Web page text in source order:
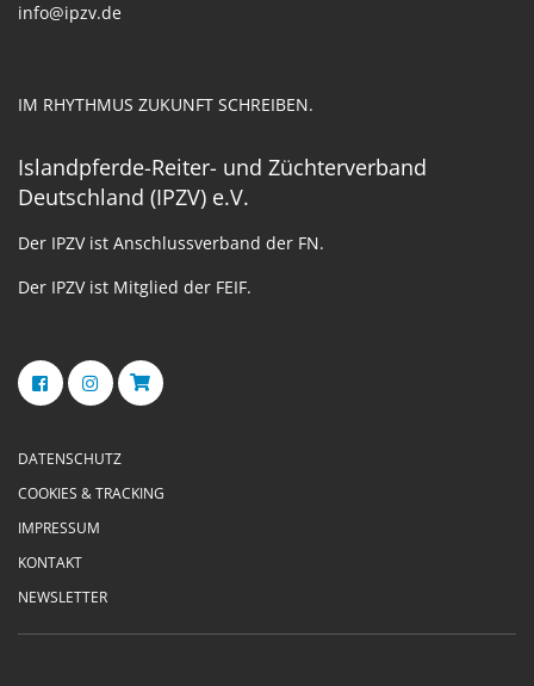
info@ipzv.de
IM RHYTHMUS ZUKUNFT SCHREIBEN.
Islandpferde-Reiter- und Züchterverband
Deutschland (IPZV) e.V.
Der IPZV ist Anschlussverband der FN.
Der IPZV ist Mitglied der FEIF.
DATENSCHUTZ
COOKIES & TRACKING
IMPRESSUM
KONTAKT
NEWSLETTER